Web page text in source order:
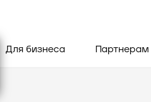
Для бизнеса Партнерам